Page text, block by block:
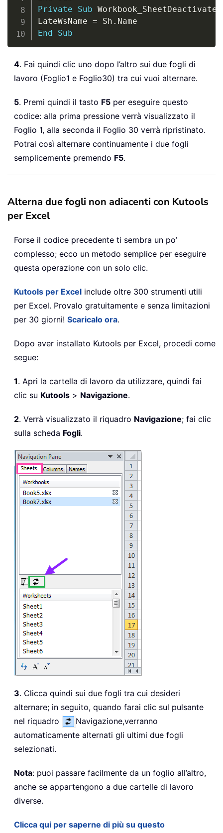
Private
Sub Workbook_SheetDeactivate
LateWsName = Sh .
End
Sub
4. Fai quindi clic uno dopo l’altro sui due fogli di
lavoro (Foglio1 e Foglio30) tra cui vuoi alternare.
5. Premi quindi il tasto F5 per eseguire questo
codice: alla prima pressione verrà visualizzato il
Foglio 1, alla seconda il Foglio 30 verrà ripristinato.
Potrai così alternare continuamente i due fogli
semplicemente premendo F5.
Alterna due fogli non adiacenti con Kutools
per Excel
Forse il codice precedente ti sembra un po’
complesso; ecco un metodo semplice per eseguire
questa operazione con un solo clic.
Kutools per Excel include oltre 300 strumenti utili
per Excel. Provalo gratuitamente e senza limitazioni
per 30 giorni! Scaricalo ora.
Dopo aver installato Kutools per Excel, procedi come
segue:
1. Apri la cartella di lavoro da utilizzare, quindi fai
clic su Kutools > Navigazione.
2. Verrà visualizzato il riquadro Navigazione; fai clic
sulla scheda Fogli.
3. Clicca quindi sui due fogli tra cui desideri
alternare; in seguito, quando farai clic sul pulsante
nel riquadro
Navigazione,verranno
automaticamente alternati gli ultimi due fogli
selezionati.
Nota: puoi passare facilmente da un foglio all’altro,
anche se appartengono a due cartelle di lavoro
diverse.
Clicca qui per saperne di più su questo